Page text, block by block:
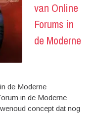
van Online
Forums in
de Moderne
de Moderne
in de Moderne
concept dat nog